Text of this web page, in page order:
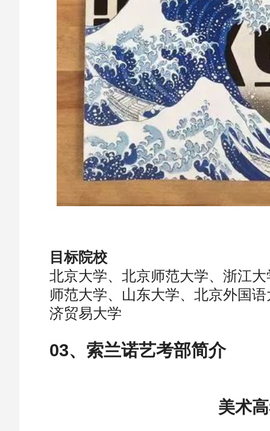
目标院校
北京大学、北京师范大学、浙江
师范大学、山东大学、北京外国
济贸易大学
03、索兰诺艺考部简介
美术